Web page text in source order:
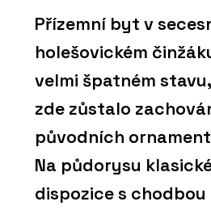
Přízemní byt v
holešovickém
velmi špatném
zde zůstalo
původních
Na půdorysu
dispozice s